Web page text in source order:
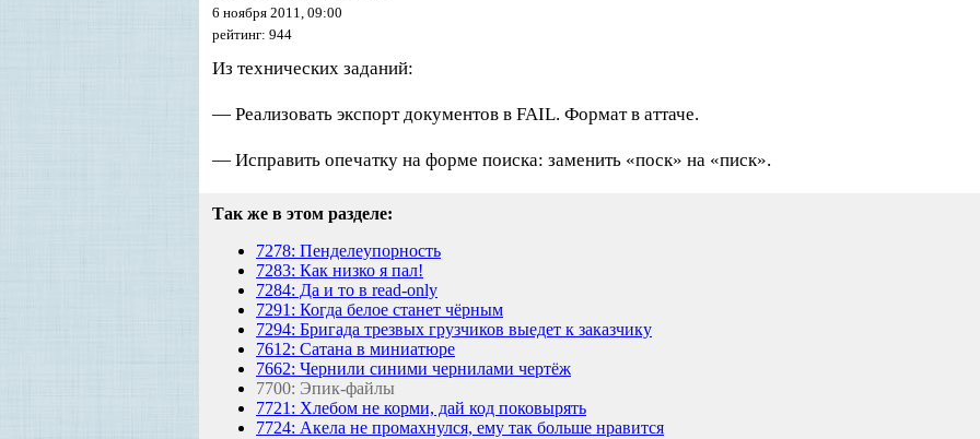
6 ноября 2011, 09:00
рейтинг: 944
Из технических заданий:
— Реализовать экспорт документов в FAIL. Формат в аттаче.
— Исправить опечатку на форме поиска: заменить «поск» на «писк».
Так же в этом разделе:
7278: Пенделеупорность
7283: Как низко я пал!
7284: Да и то в read-only
7291: Когда белое станет чёрным
7294: Бригада трезвых грузчиков выедет к заказчику
7612: Сатана в миниатюре
7662: Чернили синими чернилами чертёж
7700: Эпик-файлы
7721: Хлебом не корми, дай код поковырять
7724: Акела не промахнулся, ему так больше нравится